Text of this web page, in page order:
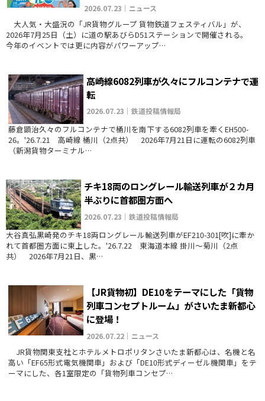
2026.07.23｜ニュース
大人気・大盛況の「JR貨物グループ 貨物鉄道フェスティバル」が、
2026年7月25日（土）に道の駅あびらD51ステーションで開催される。
今年のイベントでは更に内容がパワーアップ…
高崎線6082列車が久々にフルコンテナで運
転
2026.07.23｜鉄道投稿情報局
藤倉顕治久々のフルコンテナで桶川を南下する6082列車を牽くEH500-
26。'26.7.21 高崎線 桶川（2点共） 2026年7月21日に運転の6082列車
（新潟貨物ターミナル…
チキ18両のロングレール輸送列車が２カ月
半ぶりに首都圏方面へ
2026.07.23｜鉄道投稿情報局
大谷真弘黒崎発のチキ18両ロングレール輸送列車がEF210-301[吹]に牽か
れて首都圏方面に東上した。'26.7.22 東海道本線 掛川～菊川（2点
共） 2026年7月21日、黒…
【JR貨物初】DE10をテーマにした「貨物
列車コンセプトルーム」がさいたま新都心
に登場！
2026.07.22｜ニュース
JR貨物関東支社とホテルメトロポリタンさいたま新都心は、名機と名
高い「EF65形式電気機関車」および「DE10形式ディーゼル機関車」をテ
ーマにした、各1室限定の「貨物列車コンセプ…